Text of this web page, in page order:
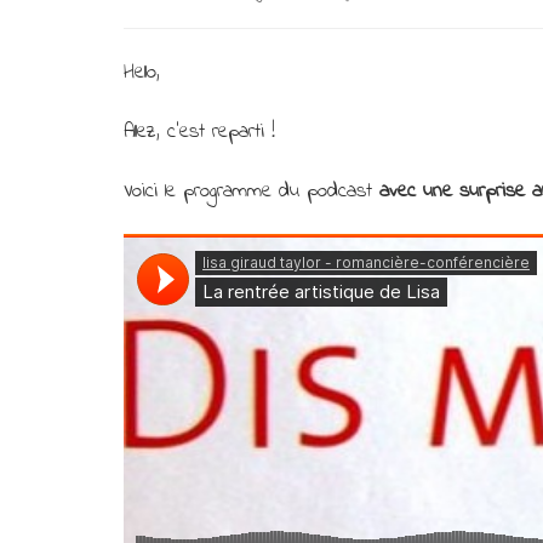
Hello,
Allez, c’est reparti !
Voici le programme du podcast avec une surprise